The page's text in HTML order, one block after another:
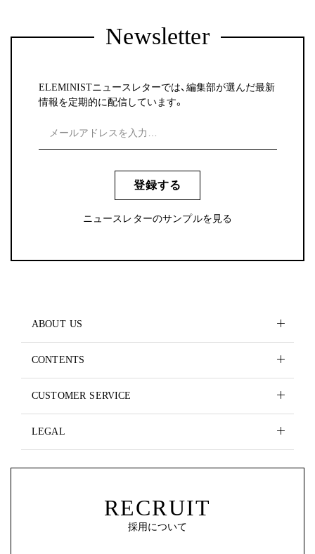
Newsletter
ELEMINISTニュースレターでは、編集部が選んだ最新
情報を定期的に配信しています。
登録する
ニュースレターのサンプルを見る
ABOUT US
CONTENTS
CUSTOMER SERVICE
LEGAL
RECRUIT
採用について